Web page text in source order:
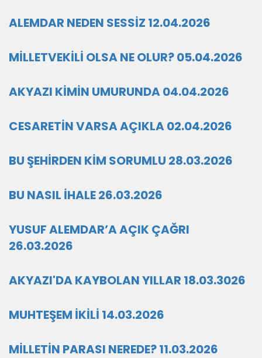
ALEMDAR NEDEN SESSİZ 12.04.2026
MİLLETVEKİLİ OLSA NE OLUR? 05.04.2026
AKYAZI KİMİN UMURUNDA 04.04.2026
CESARETİN VARSA AÇIKLA 02.04.2026
BU ŞEHİRDEN KİM SORUMLU 28.03.2026
BU NASIL İHALE 26.03.2026
YUSUF ALEMDAR’A AÇIK ÇAĞRI
26.03.2026
AKYAZI'DA KAYBOLAN YILLAR 18.03.3026
MUHTEŞEM İKİLİ 14.03.2026
MİLLETİN PARASI NEREDE? 11.03.2026